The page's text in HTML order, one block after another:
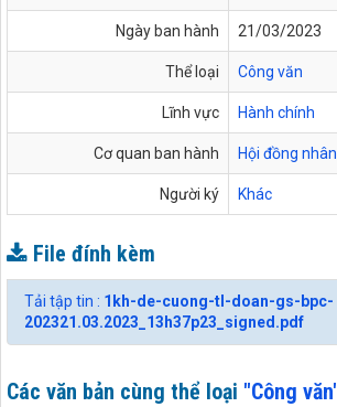
Ngày ban hành 21/03/2023
Thể loại Công văn
Lĩnh vực Hành chính
Cơ quan ban hành Hội đồng
Người ký Khác
File đính kèm
Tải tập tin : 1kh-de-cuong-tl-doan-gs-bpc-
202321.03.2023_13h37p23_signed.pdf
Các văn bản cùng thể loại "Công